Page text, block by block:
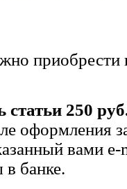
приобрести
статьи 250
оформления
вами
в банке.